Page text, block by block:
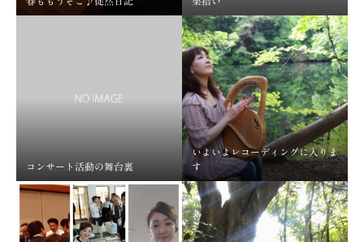
コンサート活動の舞台裏
いよいよレコーディングに入りま
す